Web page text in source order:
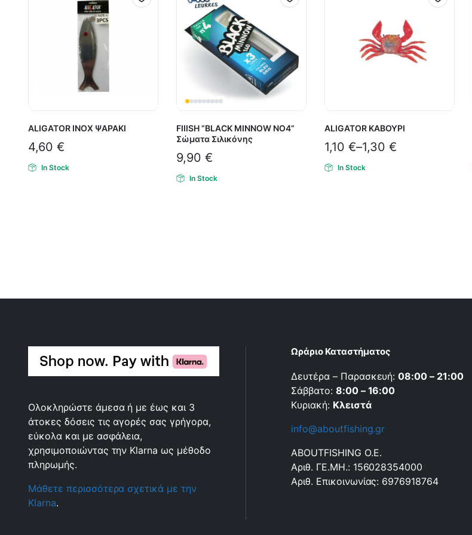
ALIGATOR INOX ΨΑΡΑΚΙ
4,60 €
In Stock
FIIISH ”BLACK MINNOW ΝΟ4”
Σώματα Σιλικόνης
9,90 €
In Stock
ALIGATOR ΚΑΒΟΥΡΙ
1,10 €–1,30 €
In Stock
Ολοκληρώστε άμεσα ή με έως και 3
άτοκες δόσεις τις αγορές σας γρήγορα,
εύκολα και με ασφάλεια,
χρησιμοποιώντας την Klarna ως μέθοδο
πληρωμής.
Μάθετε περισσότερα σχετικά με την
Klarna.
Ωράριο Καταστήματος
Δευτέρα – Παρασκευή:08:00 – 21:00
Σάββατο: 8:00 – 16:00
Κυριακή: Κλειστά
info@aboutfishing.gr
ABOUTFISHING Ο.Ε.
Αριθ. ΓΕ.ΜΗ.: 156028354000
Αριθ. Επικοινωνίας: 6976918764